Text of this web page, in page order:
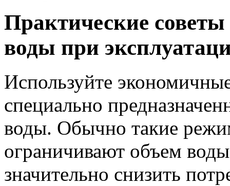
Практические
воды при
Используйте
специально
воды. Обычно такие
ограничивают объем
значительно снизить